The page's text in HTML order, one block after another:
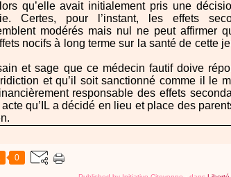
qu’elle avait initialement pris une
Certes, pour l’instant, les effets
modérés mais nul ne peut affirmer
nocifs à long terme sur la santé de cette
et sage que ce médecin fautif doive
et qu’il soit sanctionné comme il le
responsable des effets
qu’IL a décidé en lieu et place des
0